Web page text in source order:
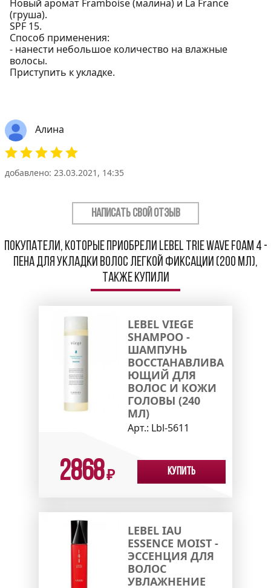
Новый аромат Framboise (малина) и La France
(груша).
SPF 15.
Способ применения:
- нанести небольшое количество на влажные
волосы.
Приступить к укладке.
Алина
добавлено: 23.03.2021, 14:35
НАПИСАТЬ СВОЙ ОТЗЫВ
Покупатели, которые приобрели Lebel Trie Wave Foam 4 -
Пена для укладки волос легкой фиксации (200 мл),
также купили
LEBEL VIEGE
SHAMPOO -
ШАМПУНЬ
ВОССТАНАВЛИВА
ЮЩИЙ ДЛЯ
ВОЛОС И КОЖИ
ГОЛОВЫ (240
МЛ)
Арт.: Lbl-5611
2868₽ Купить
LEBEL IAU
ESSENCE MOIST -
ЭССЕНЦИЯ ДЛЯ
ВОЛОС
УВЛАЖНЕНИЕ